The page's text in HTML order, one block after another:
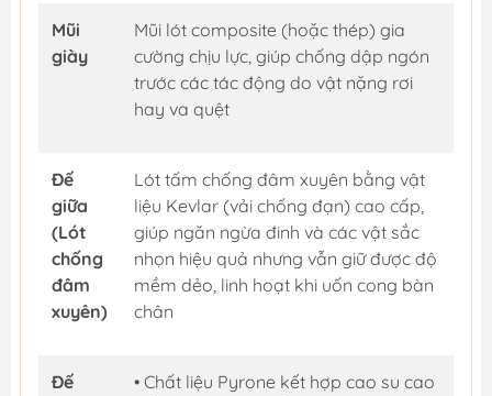
Mũi
giày
Mũi lót composite (hoặc thép) gia
cường chịu lực, giúp chống dập ngón
trước các tác động do vật nặng rơi
hay va quệt
Đế
giữa
(Lót
chống
đâm
xuyên)
Lót tấm chống đâm xuyên bằng vật
liệu Kevlar (vải chống đạn) cao cấp,
giúp ngăn ngừa đinh và các vật sắc
nhọn hiệu quả nhưng vẫn giữ được độ
mềm dẻo, linh hoạt khi uốn cong bàn
chân
Đế
• Chất liệu Pyrone kết hợp cao su cao